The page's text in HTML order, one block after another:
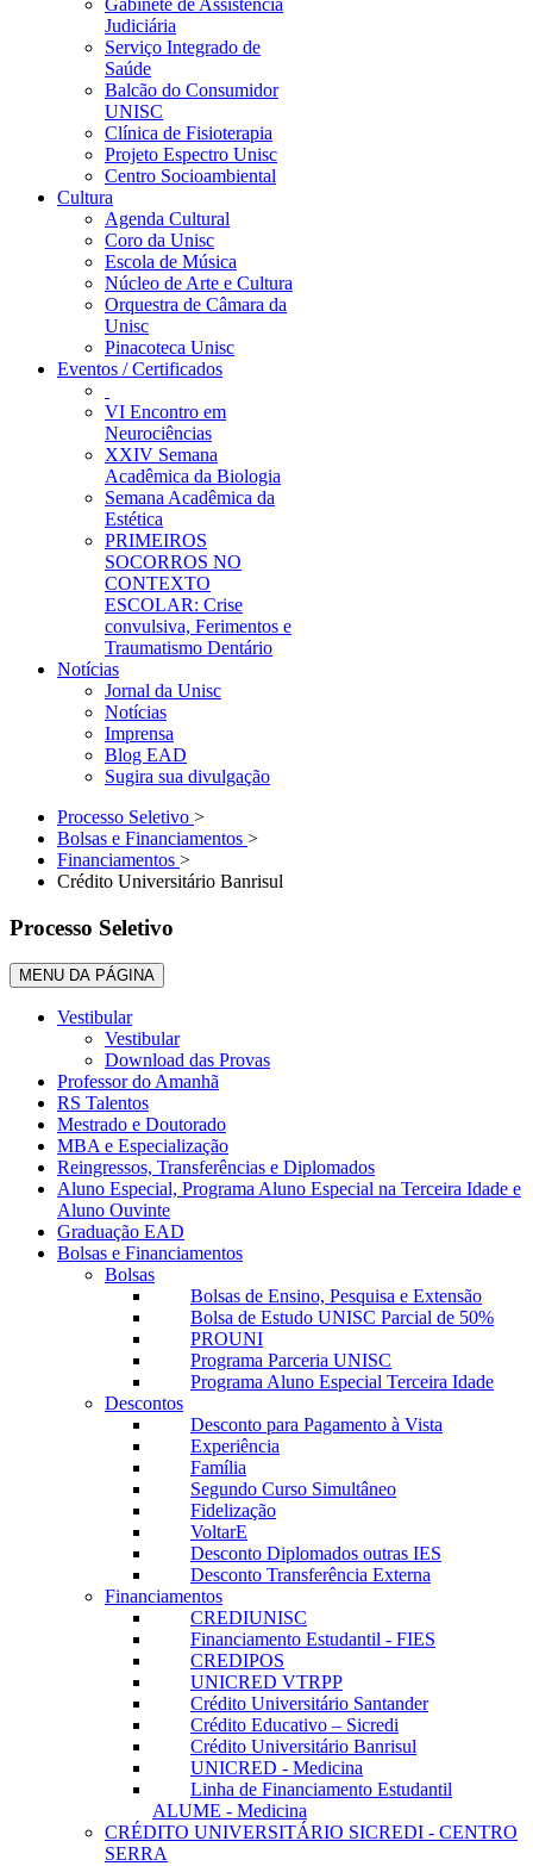
Gabinete de Assistência
Judiciária
Serviço Integrado de
Saúde
Balcão do Consumidor
UNISC
Clínica de Fisioterapia
Projeto Espectro Unisc
Centro Socioambiental
Cultura
Agenda Cultural
Coro da Unisc
Escola de Música
Núcleo de Arte e Cultura
Orquestra de Câmara da
Unisc
Pinacoteca Unisc
Eventos / Certificados
VI Encontro em
Neurociências
XXIV Semana
Acadêmica da Biologia
Semana Acadêmica da
Estética
PRIMEIROS
SOCORROS NO
CONTEXTO
ESCOLAR: Crise
convulsiva, Ferimentos e
Traumatismo Dentário
Notícias
Jornal da Unisc
Notícias
Imprensa
Blog EAD
Sugira sua divulgação
Processo Seletivo >
Bolsas e Financiamentos >
Financiamentos >
Crédito Universitário Banrisul
Processo Seletivo
MENU DA PÁGINA
Vestibular
Vestibular
Download das Provas
Professor do Amanhã
RS Talentos
Mestrado e Doutorado
MBA e Especialização
Reingressos, Transferências e Diplomados
Aluno Especial, Programa Aluno Especial na Terceira Idade e
Aluno Ouvinte
Graduação EAD
Bolsas e Financiamentos
Bolsas
Bolsas de Ensino, Pesquisa e Extensão
Bolsa de Estudo UNISC Parcial de 50%
PROUNI
Programa Parceria UNISC
Programa Aluno Especial Terceira Idade
Descontos
Desconto para Pagamento à Vista
Experiência
Família
Segundo Curso Simultâneo
Fidelização
VoltarE
Desconto Diplomados outras IES
Desconto Transferência Externa
Financiamentos
CREDIUNISC
Financiamento Estudantil - FIES
CREDIPOS
UNICRED VTRPP
Crédito Universitário Santander
Crédito Educativo – Sicredi
Crédito Universitário Banrisul
UNICRED - Medicina
Linha de Financiamento Estudantil
ALUME - Medicina
CRÉDITO UNIVERSITÁRIO SICREDI - CENTRO
SERRA